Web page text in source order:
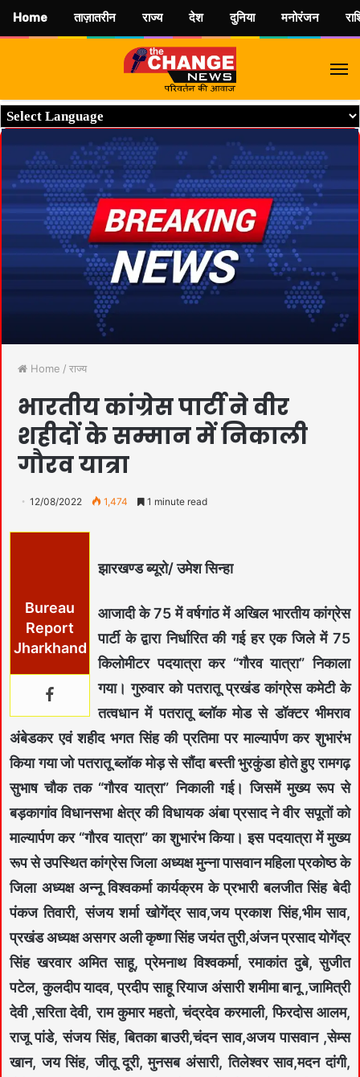
Home / राज्य
भारतीय कांग्रेस पार्टी ने वीर
शहीदों के सम्मान में निकाली
गौरव यात्रा
12/08/2022 1,474 1 minute read
Bureau
Report
Jharkhand
झारखण्ड ब्यूरो/ उमेश सिन्हा
आजादी के 75 में वर्षगांठ में अखिल भारतीय कांग्रेस
पार्टी के द्वारा निर्धारित की गई हर एक जिले में 75
किलोमीटर पदयात्रा कर “गौरव यात्रा” निकाला
गया। गुरुवार को पतरातू प्रखंड कांग्रेस कमेटी के
तत्वधान में पतरातू ब्लॉक मोड से डॉक्टर भीमराव
अंबेडकर एवं शहीद भगत सिंह की प्रतिमा पर माल्यार्पण कर शुभारंभ
किया गया जो पतरातू ब्लॉक मोड़ से सौंदा बस्ती भुरकुंडा होते हुए रामगढ़
सुभाष चौक तक “गौरव यात्रा” निकाली गई। जिसमें मुख्य रूप से
बड़कागांव विधानसभा क्षेत्र की विधायक अंबा प्रसाद ने वीर सपूतों को
माल्यार्पण कर “गौरव यात्रा” का शुभारंभ किया। इस पदयात्रा में मुख्य
रूप से उपस्थित कांग्रेस जिला अध्यक्ष मुन्ना पासवान महिला प्रकोष्ठ के
जिला अध्यक्ष अन्नू विश्वकर्मा कार्यक्रम के प्रभारी बलजीत सिंह बेदी
पंकज तिवारी, संजय शर्मा खोगेंद्र साव,जय प्रकाश सिंह,भीम साव,
प्रखंड अध्यक्ष असगर अली कृष्णा सिंह जयंत तुरी,अंजन प्रसाद योगेंद्र
सिंह खरवार अमित साहू, प्रेमनाथ विश्वकर्मा, रमाकांत दुबे, सुजीत
पटेल, कुलदीप यादव, प्रदीप साहू रियाज अंसारी शमीमा बानू ,जामित्री
देवी ,सरिता देवी, राम कुमार महतो, चंद्रदेव करमाली, फिरदोस आलम,
राजू पांडे, संजय सिंह, बितका बाउरी,चंदन साव,अजय पासवान ,सेम्स
खान, जय सिंह, जीतू दूरी, मुनसब अंसारी, तिलेश्वर साव,मदन दांगी,
Home ताज़ातरीन राज्य देश दुनिया मनोरंजन